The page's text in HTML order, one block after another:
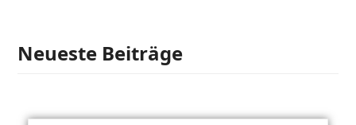
Neueste Beiträge